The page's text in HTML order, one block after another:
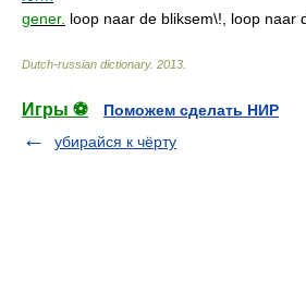
gener. loop naar de bliksem\!, loop naar
Dutch-russian dictionary. 2013
Игры ⚽
Поможем сделать НИР
убирайся к чёрту